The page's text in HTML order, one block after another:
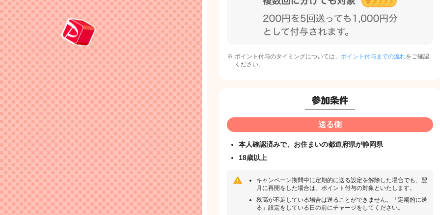
ポイント付与のタイミングについては、 ポイント付与までの流れをご確認
ください。
送る側
本人確認済みで、お住まいの都道府県が静岡県
18歳以上
キャンペーン期間中に定期的に送る設定を解除した場合でも、翌
月に再開をした場合は、ポイント付与の対象といたします。
残高が不足している場合は送ることができません。「定期的に送
る」設定をしている日の前にチャージをしてください。